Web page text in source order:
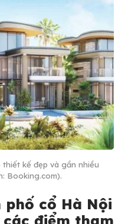
kế đẹp và gần nhiều
Booking.com).
phố cổ Hà Nội
điểm tham